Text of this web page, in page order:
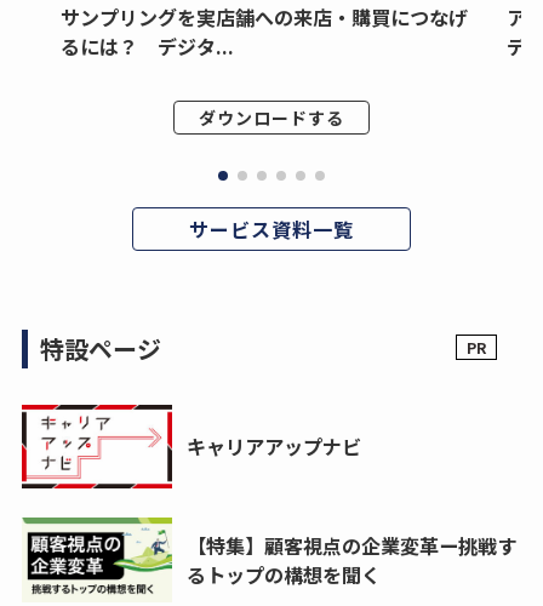
サンプリングを実店舗への来店・購買につなげ
るには？ デジタ...
ダウンロードする
ア
デ
サービス資料一覧
特設ページ
キャリアアップナビ
【特集】顧客視点の企業変革ー挑戦す
るトップの構想を聞く